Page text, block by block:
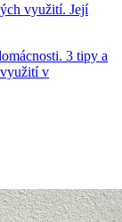
využití. Její
3 tipy a
v